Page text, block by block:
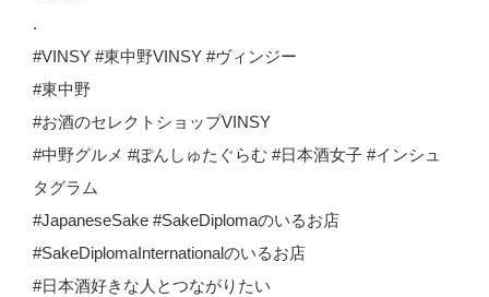
.
#VINSY #東中野VINSY #ヴィンジー
#東中野
#お酒のセレクトショップVINSY
#中野グルメ #ぽんしゅたぐらむ #日本酒女子 #インシュ
タグラム
#JapaneseSake #SakeDiplomaのいるお店
#SakeDiplomaInternationalのいるお店
#日本酒好きな人とつながりたい